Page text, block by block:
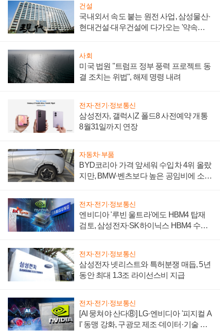
건설
국내외서 속도 붙는 원전 사업, 삼성물산·
현대건설·대우건설에 다가오는 '약속의
사회
미국 법원 "트럼프 정부 풍력 프로젝트 동
결 조치는 위법", 해제 명령 내려
전자·전기·정보통신
삼성전자, 갤럭시Z 폴드8 사전예약 개통
8월31일까지 연장
자동차·부품
BYD코리아 가격 앞세워 수입차 4위 올랐
지만, BMW·벤츠보다 높은 공임비에 소비
전자·전기·정보통신
엔비디아 '루빈 울트라'에도 HBM4 탑재
검토, 삼성전자·SK하이닉스 HBM4 수율
전자·전기·정보통신
삼성전자 넷리스트와 특허분쟁 매듭, 5년
동안 최대 1.3조 라이선스비 지급
전자·전기·정보통신
[AI 뭉쳐야 산다⑧] LG·엔비디아 '피지컬 A
I' 동맹 강화, 구광모 제조·데이터·기술 결